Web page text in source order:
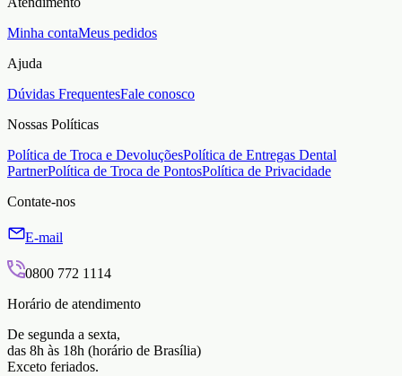
Minha contaMeus pedidos
Ajuda
Dúvidas FrequentesFale conosco
Nossas Políticas
Política de Troca e DevoluçõesPolítica de Entregas Dental
PartnerPolítica de Troca de PontosPolítica de Privacidade
Contate-nos
E-mail
0800 772 1114
Horário de atendimento
De segunda a sexta,
das 8h às 18h (horário de Brasília)
Exceto feriados.